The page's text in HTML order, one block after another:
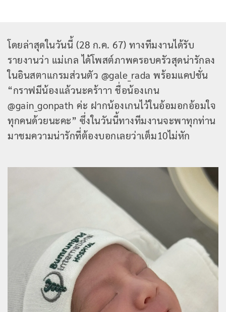
โดยล่าสุดในวันนี้ (28 ก.ค. 67) ทางทีมงานได้รับ
รายงานว่า แม่เกล ได้โพสต์ภาพครอบครัวสุดน่ารักลง
ในอินสตาแกรมส่วนตัว @gale_rada พร้อมแคปชั่น
“กราฟมีน้องแล้วนะคร้าาา ชื่อน้องเกน
@gain_gonpath ค่ะ ฝากน้องเกนไว้ในอ้อมอกอ้อมใจ
ทุกคนด้วยนะคะ” ซึ่งในวันนี้ทางทีมงานจะพาทุกท่าน
มาชมความน่ารักที่ต้องบอกเลยว่าเต็ม10ไม่หัก